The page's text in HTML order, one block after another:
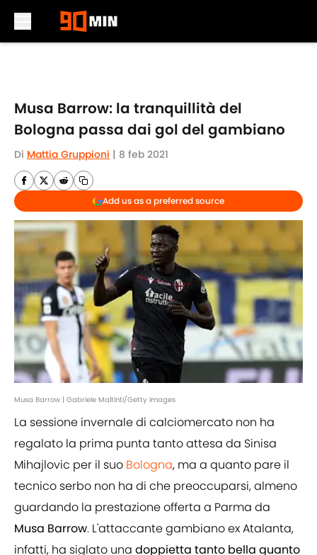
Musa Barrow: la tranquillità del
Bologna passa dai gol del gambiano
Di Mattia Gruppioni | 8 feb 2021
Add us as a preferred source
Musa Barrow | Gabriele Maltinti/Getty Images
La sessione invernale di calciomercato non ha
regalato la prima punta tanto attesa da Sinisa
Mihajlovic per il suo Bologna, ma a quanto pare il
tecnico serbo non ha di che preoccuparsi, almeno
guardando la prestazione offerta a Parma da
Musa Barrow. L'attaccante gambiano ex Atalanta,
infatti, ha siglato una doppietta tanto bella quanto